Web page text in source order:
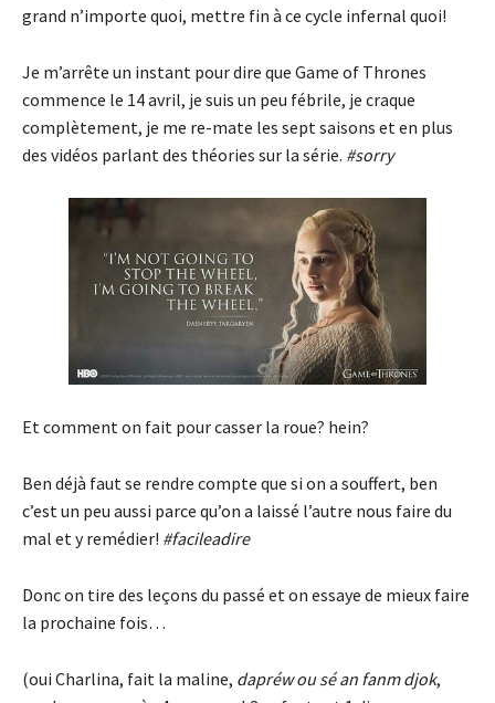
grand n’importe quoi, mettre fin à ce cycle infernal quoi!
Je m’arrête un instant pour dire que Game of Thrones
commence le 14 avril, je suis un peu fébrile, je craque
complètement, je me re-mate les sept saisons et en plus
des vidéos parlant des théories sur la série. #sorry
Et comment on fait pour casser la roue? hein?
Ben déjà faut se rendre compte que si on a souffert, ben
c’est un peu aussi parce qu’on a laissé l’autre nous faire du
mal et y remédier! #facileadire
Donc on tire des leçons du passé et on essaye de mieux faire
la prochaine fois…
(oui Charlina, fait la maline, dapréw ou sé an fanm djok,